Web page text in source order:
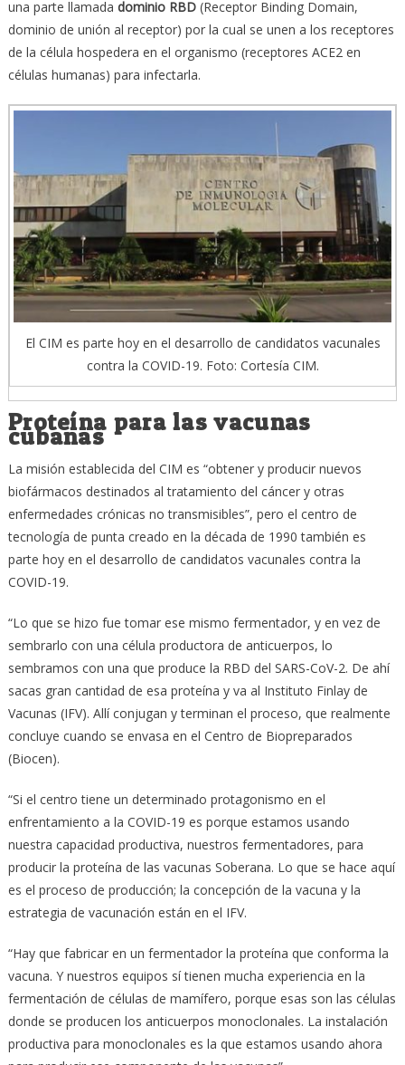
una parte llamada dominio RBD(Receptor Binding Domain,
dominio de unión al receptor) por la cual se unen a los receptores
de la célula hospedera en el organismo (receptores ACE2 en
células humanas) para infectarla.
El CIM es parte hoy en el desarrollo de candidatos vacunales
contra la COVID-19. Foto: Cortesía CIM.
Proteína para las vacunas
cubanas
La misión establecida del CIM es “obtener y producir nuevos
biofármacos destinados al tratamiento del cáncer y otras
enfermedades crónicas no transmisibles”, pero el centro de
tecnología de punta creado en la década de 1990 también es
parte hoy en el desarrollo de candidatos vacunales contra la
COVID-19.
“Lo que se hizo fue tomar ese mismo fermentador, y en vez de
sembrarlo con una célula productora de anticuerpos, lo
sembramos con una que produce la RBD del SARS-CoV-2. De ahí
sacas gran cantidad de esa proteína y va al Instituto Finlay de
Vacunas (IFV). Allí conjugan y terminan el proceso, que realmente
concluye cuando se envasa en el Centro de Biopreparados
(Biocen).
“Si el centro tiene un determinado protagonismo en el
enfrentamiento a la COVID-19 es porque estamos usando
nuestra capacidad productiva, nuestros fermentadores, para
producir la proteína de las vacunas Soberana. Lo que se hace aquí
es el proceso de producción; la concepción de la vacuna y la
estrategia de vacunación están en el IFV.
“Hay que fabricar en un fermentador la proteína que conforma la
vacuna. Y nuestros equipos sí tienen mucha experiencia en la
fermentación de células de mamífero, porque esas son las células
donde se producen los anticuerpos monoclonales. La instalación
productiva para monoclonales es la que estamos usando ahora